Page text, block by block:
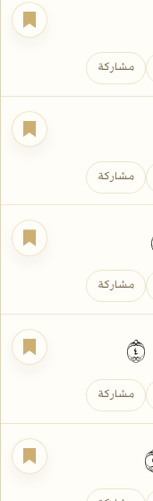
مشاركة
مشاركة
مشاركة
مشاركة